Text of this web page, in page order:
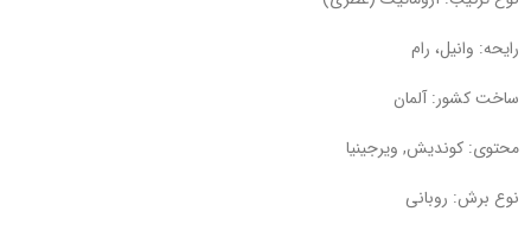
رایحه: وانیل، رام
ساخت کشور: آلمان
محتوی: کوندیش, ویرجینیا
نوع برش: روبانی